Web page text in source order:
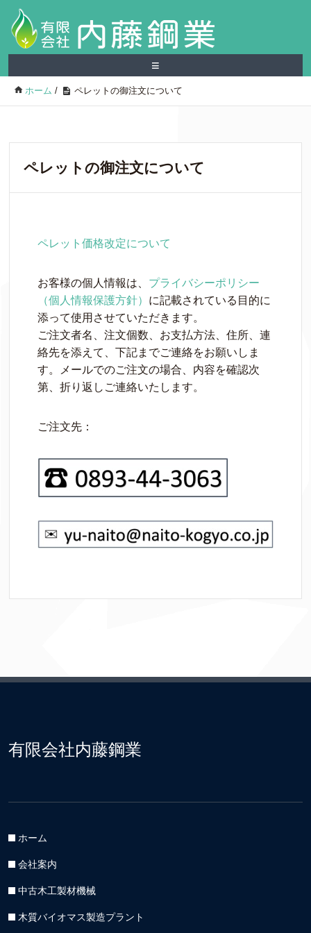
≡
ホーム / ペレットの御注文について
ペレットの御注文について
ペレット価格改定について
お客様の個人情報は、 プライバシーポリシー
（個人情報保護方針） に記載されている目的に
添って使用させていただきます。
ご注文者名、注文個数、お支払方法、住所、連
絡先を添えて、下記までご連絡をお願いしま
す。メールでのご注文の場合、内容を確認次
第、折り返しご連絡いたします。
ご注文先：
有限会社内藤鋼業
ホーム
会社案内
中古木工製材機械
木質バイオマス製造プラント